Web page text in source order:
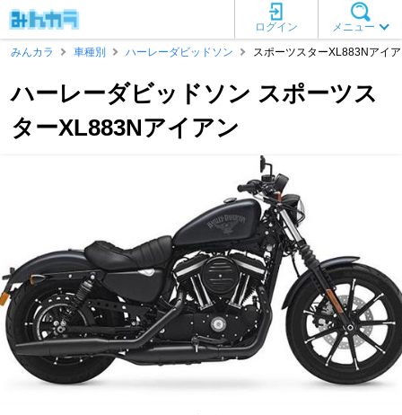
メニュー
ログイン
みんカラ
車種別 ハーレーダビッドソン スポーツスターXL883Nアイ
ハーレーダビッドソン スポーツス
ターXL883Nアイアン